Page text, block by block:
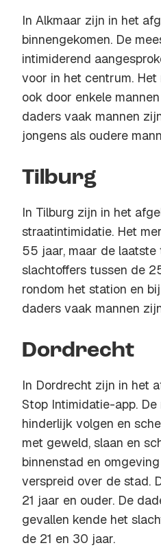
In Alkmaar zijn in het
binnengekomen. De
intimiderend
voor in het centrum.
ook door enkele
daders vaak mannen
jongens als oudere
Tilburg
In Tilburg zijn in het
straatintimidatie. Het
55 jaar, maar de
slachtoffers tussen de
rondom het station en
daders vaak mannen
Dordrecht
In Dordrecht zijn in het
Stop Intimidatie-app.
hinderlijk volgen en
met geweld, slaan en
binnenstad en
verspreid over de stad.
21 jaar en ouder. De
gevallen kende het
de 21 en 30 jaar.